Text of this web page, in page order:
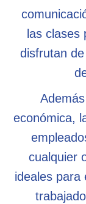
las clases
disfrutan
económica,
cualquier
ideales para